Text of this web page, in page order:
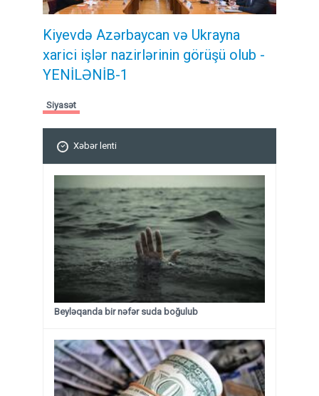
Kiyevdə Azərbaycan və Ukrayna
xarici işlər nazirlərinin görüşü olub -
YENİLƏNİB-1
Siyasət
Xəbər lenti
Beyləqanda bir nəfər suda boğulub